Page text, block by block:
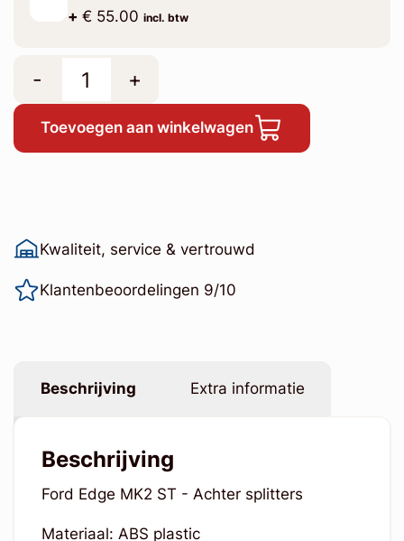
+ € 55.00 incl. btw
- +
Toevoegen aan winkelwagen
Kwaliteit, service & vertrouwd
Klantenbeoordelingen 9/10
Beschrijving Extra informatie
Beschrijving
Ford Edge MK2 ST - Achter splitters
Materiaal: ABS plastic